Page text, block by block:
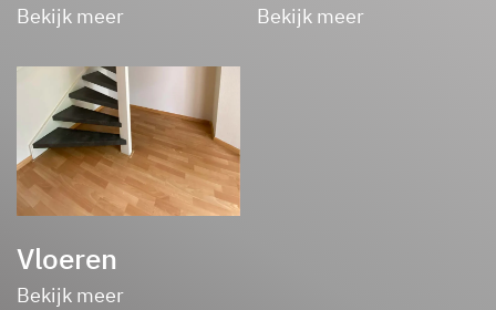
Bekijk meer Bekijk meer
Vloeren
Bekijk meer